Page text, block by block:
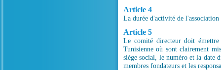
Article 4
La durée d'activité de
Article 5
Le comité directeur doit
Tunisienne où sont clairement
siège social, le numéro et la date
membres fondateurs et les